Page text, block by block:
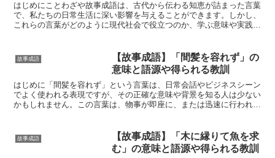
はじめにことわざや故事成語は、古代から伝わる知恵が詰まった言葉
で、私たちの日常生活に深い影響を与えることができます。しかし、
これらの言葉がどのように現代社会で役立つのか、学ぶ意味や実践方
故事成語
【故事成語】「間髪を容れず」の
意味と語源や得られる教訓
はじめに「間髪を容れず」という言葉は、日常会話やビジネスシーン
でよく使われる表現ですが、その正確な意味や背景を知る人は少ない
かもしれません。この言葉は、物事が即座に、または迅速に行われる
故事成語
【故事成語】「木に縁りて魚を求
む」の意味と語源や得られる教訓